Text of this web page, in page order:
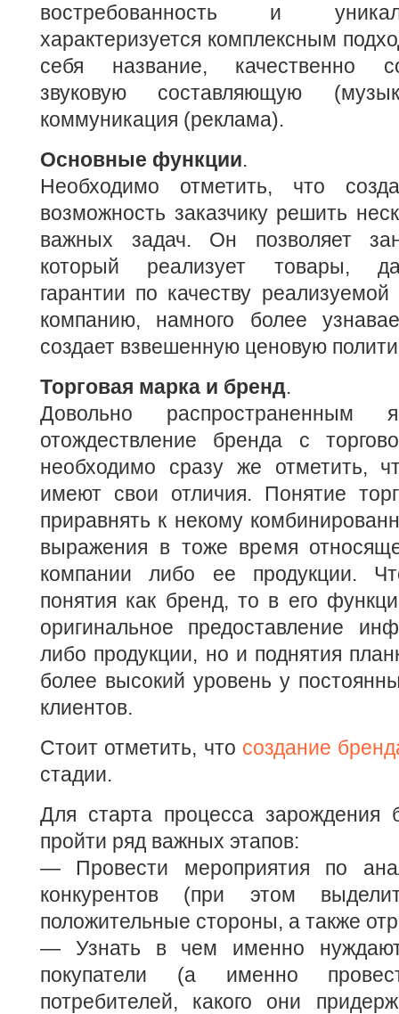
востребованность и
характеризуется комплексным
себя название, качественно
звуковую составляющую
коммуникация (реклама).
Основные функции.
Необходимо отметить, что
возможность заказчику решить
важных задач. Он позволяет
который реализует товары,
гарантии по качеству реализуемой
компанию, намного более
создает взвешенную ценовую
Торговая марка и бренд.
Довольно распространенным
отождествление бренда с
необходимо сразу же отметить,
имеют свои отличия. Понятие
приравнять к некому
выражения в тоже время
компании либо ее продукции.
понятия как бренд, то в его
оригинальное предоставление
либо продукции, но и поднятия
более высокий уровень у
клиентов.
Стоит отметить, что создание
стадии.
Для старта процесса зарождения
пройти ряд важных этапов:
— Провести мероприятия по
конкурентов (при этом
положительные стороны, а также
— Узнать в чем именно
покупатели (а именно
потребителей, какого они